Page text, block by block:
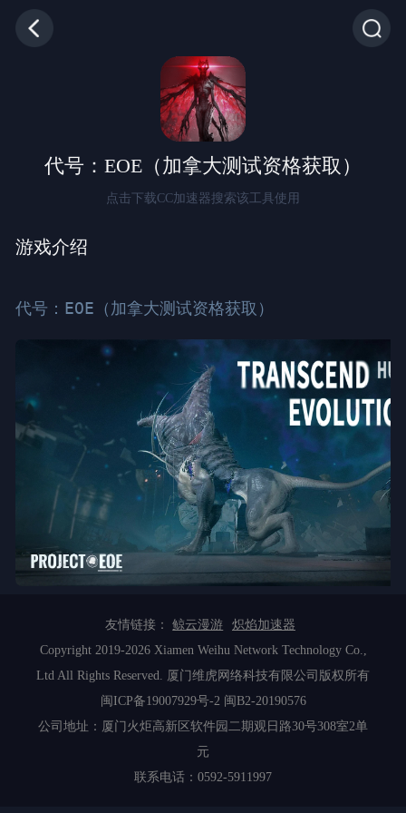
代号：EOE（加拿大测试资格获取）
点击下载CC加速器搜索该工具使用
游戏介绍
代号：EOE（加拿大测试资格获取）
友情链接： 鲸云漫游
炽焰加速器
Copyright 2019-2026 Xiamen Weihu Network Technology Co.,
Ltd All Rights Reserved. 厦门维虎网络科技有限公司版权所有
闽ICP备19007929号-2 闽B2-20190576
公司地址：厦门火炬高新区软件园二期观日路30号308室2单
元
联系电话：0592-5911997